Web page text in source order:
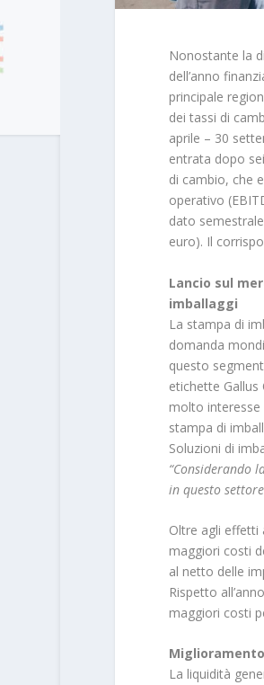
Nonostante la
dell’anno
principale
dei tassi di
aprile – 30
entrata dopo
di cambio, che
operativo
dato
euro). Il
Lancio sul
imballaggi
La stampa di
domanda
questo
etichette
molto interesse
stampa di
Soluzioni di
“Considerando
in questo
Oltre agli effetti
maggiori costi
al netto delle
Rispetto
maggiori costi
La liquidità